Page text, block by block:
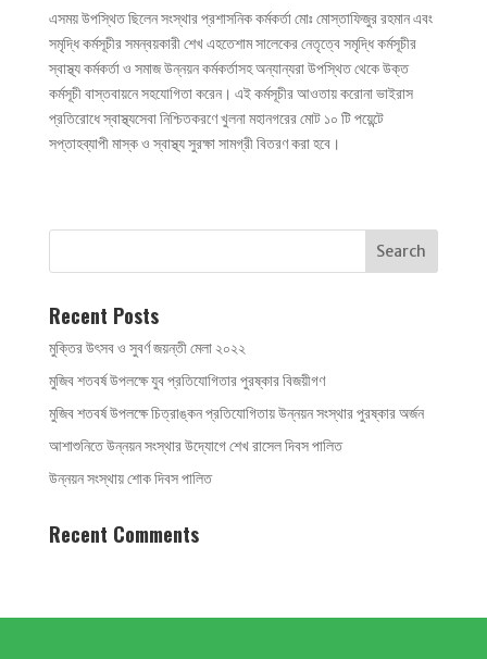
এসময় উপস্থিত ছিলেন সংস্থার প্রশাসনিক কর্মকর্তা মোঃ মোস্তাফিজুর রহমান এবং
সমৃদ্ধি কর্মসূচীর সমন্বয়কারী শেখ এহতেশাম সালেকের নেতৃত্বে সমৃদ্ধি কর্মসূচীর
স্বাস্থ্য কর্মকর্তা ও সমাজ উন্নয়ন কর্মকর্তাসহ অন্যান্যরা উপস্থিত থেকে উক্ত
কর্মসূচী বাস্তবায়নে সহযোগিতা করেন। এই কর্মসূচীর আওতায় করোনা ভাইরাস
প্রতিরোধে স্বাস্থ্যসেবা নিশ্চিতকরণে খুলনা মহানগরের মোট ১০ টি পয়েন্টে
সপ্তাহব্যাপী মাস্ক ও স্বাস্থ্য সুরক্ষা সামগ্রী বিতরণ করা হবে।
Recent Posts
মুক্তির উৎসব ও সুবর্ণ জয়ন্তী মেলা ২০২২
মুজিব শতবর্ষ উপলক্ষে যুব প্রতিযোগিতার পুরষ্কার বিজয়ীগণ
মুজিব শতবর্ষ উপলক্ষে চিত্রাঙ্কন প্রতিযোগিতায় উন্নয়ন সংস্থার পুরষ্কার অর্জন
আশাশুনিতে উন্নয়ন সংস্থার উদ্যোগে শেখ রাসেল দিবস পালিত
উন্নয়ন সংস্থায় শোক দিবস পালিত
Recent Comments